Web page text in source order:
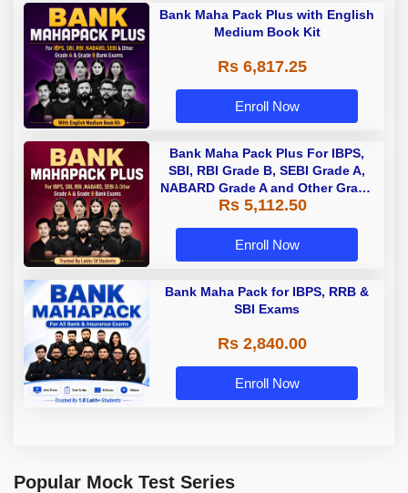
Bank Maha Pack Plus with English
Medium Book Kit
Rs 6,817.25
Enroll Now
Bank Maha Pack Plus For IBPS,
SBI, RBI Grade B, SEBI Grade A,
NABARD Grade A and Other Grade
A & Grade B Bank Exams
Rs 5,112.50
Enroll Now
Bank Maha Pack for IBPS, RRB &
SBI Exams
Rs 2,840.00
Enroll Now
Popular Mock Test Series